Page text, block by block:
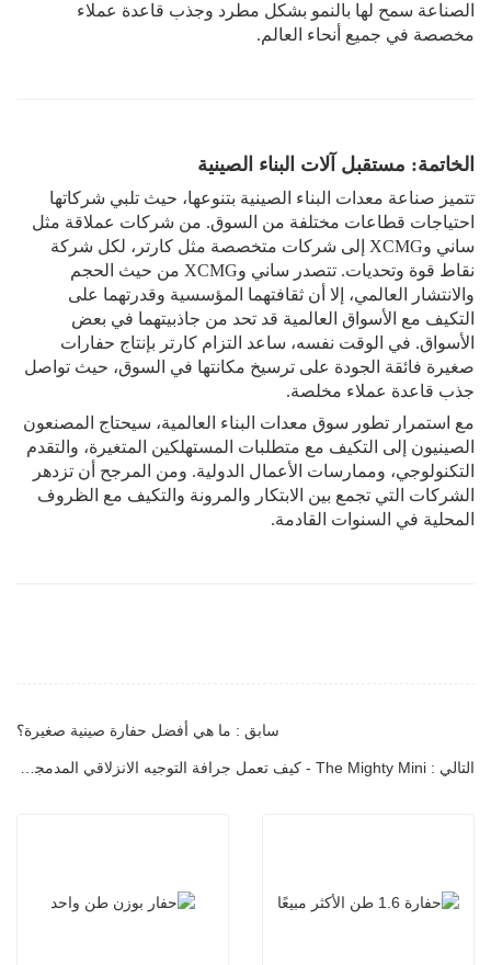
الصناعة سمح لها بالنمو بشكل مطرد وجذب قاعدة عملاء
مخصصة في جميع أنحاء العالم.
الخاتمة: مستقبل آلات البناء الصينية
تتميز صناعة معدات البناء الصينية بتنوعها، حيث تلبي شركاتها
احتياجات قطاعات مختلفة من السوق. من شركات عملاقة مثل
ساني وXCMG إلى شركات متخصصة مثل كارتر، لكل شركة
نقاط قوة وتحديات. تتصدر ساني وXCMG من حيث الحجم
والانتشار العالمي، إلا أن ثقافتهما المؤسسية وقدرتهما على
التكيف مع الأسواق العالمية قد تحد من جاذبيتهما في بعض
الأسواق. في الوقت نفسه، ساعد التزام كارتر بإنتاج حفارات
صغيرة فائقة الجودة على ترسيخ مكانتها في السوق، حيث تواصل
جذب قاعدة عملاء مخلصة.
مع استمرار تطور سوق معدات البناء العالمية، سيحتاج المصنعون
الصينيون إلى التكيف مع متطلبات المستهلكين المتغيرة، والتقدم
التكنولوجي، وممارسات الأعمال الدولية. ومن المرجح أن تزدهر
الشركات التي تجمع بين الابتكار والمرونة والتكيف مع الظروف
المحلية في السنوات القادمة.
سابق : ما هي أفضل حفارة صينية صغيرة؟
التالي : The Mighty Mini - كيف تعمل جرافة التوجيه الانزلاقي المدمجة الجديدة لدينا على إحداث ثورة في العمل في المساحات الضيقة